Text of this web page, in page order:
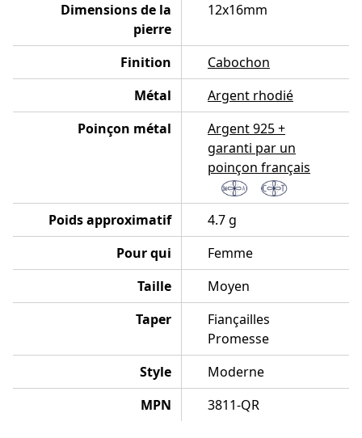
Dimensions de la
pierre
12x16mm
Finition
Cabochon
Métal
Argent rhodié
Poinçon métal
Argent 925 +
garanti par un
poinçon français
Poids approximatif
4.7 g
Pour qui
Femme
Taille
Moyen
Taper
Fiançailles
Promesse
Style
Moderne
MPN
3811-QR